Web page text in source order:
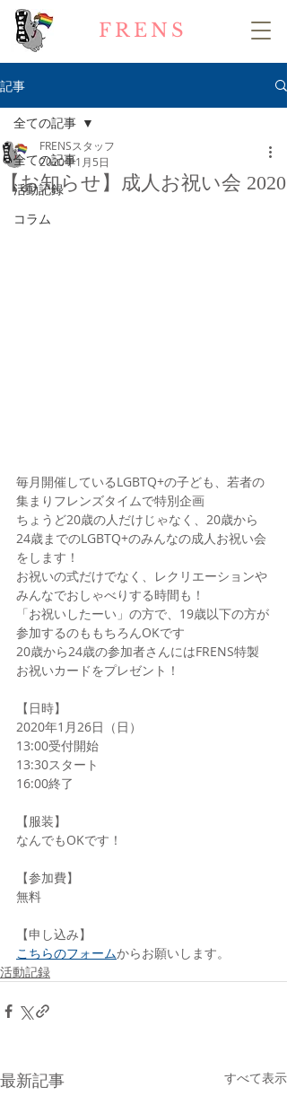
FRENS
記事
全ての記事
活動記録
コラム
全ての記事
【お知らせ】成人お祝い会 2020
FRENSスタッフ
2020年1月5日
毎月開催しているLGBTQ+の子ども、若者の
集まりフレンズタイムで特別企画
ちょうど20歳の人だけじゃなく、20歳から
24歳までのLGBTQ+のみんなの成人お祝い会
をします！
お祝いの式だけでなく、レクリエーションや
みんなでおしゃべりする時間も！
「お祝いしたーい」の方で、19歳以下の方が
参加するのももちろんOKです
20歳から24歳の参加者さんにはFRENS特製
お祝いカードをプレゼント！
【日時】
2020年1月26日（日）
13:00受付開始
13:30スタート
16:00終了
【服装】
なんでもOKです！
【参加費】
無料
【申し込み】
こちらのフォームからお願いします。
活動記録
最新記事 すべて表示